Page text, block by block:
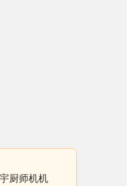
厨师机机